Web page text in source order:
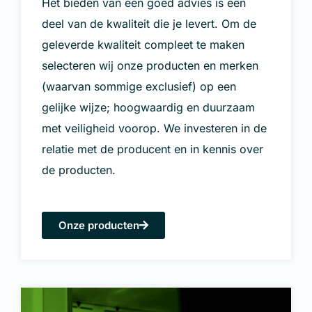
Het bieden van een goed advies is een
deel van de kwaliteit die je levert. Om de
geleverde kwaliteit compleet te maken
selecteren wij onze producten en merken
(waarvan sommige exclusief) op een
gelijke wijze; hoogwaardig en duurzaam
met veiligheid voorop. We investeren in de
relatie met de producent en in kennis over
de producten.
Onze producten